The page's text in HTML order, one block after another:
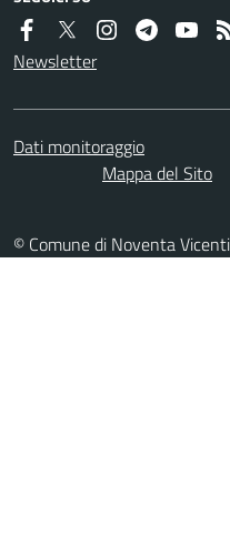
Newsletter
Dati monitoraggio
Mappa del Sito
© Comune di Noventa